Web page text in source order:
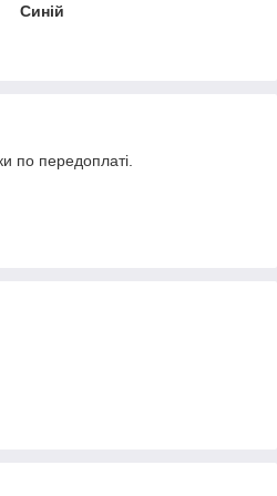
Синій
по передоплаті.